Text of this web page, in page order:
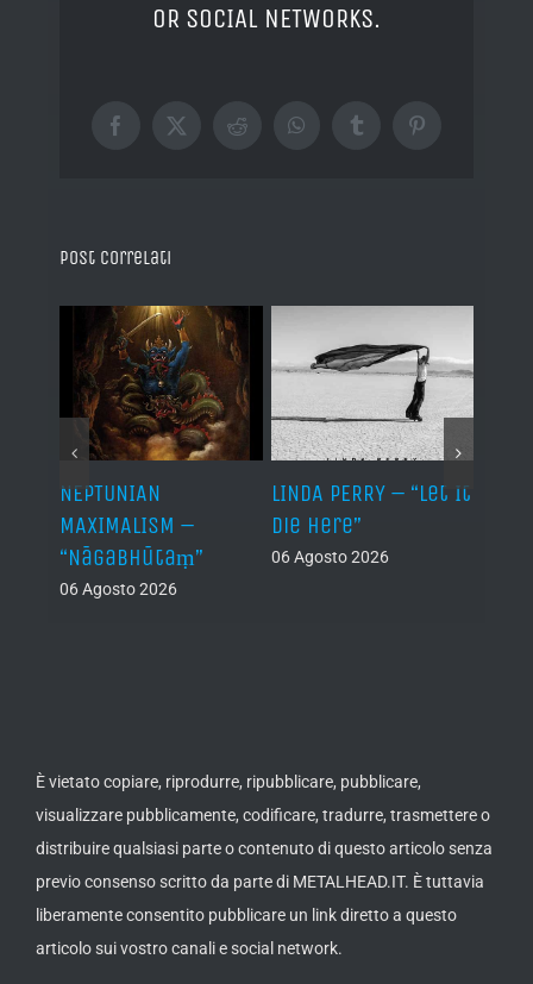
OR SOCIAL NETWORKS.
Facebook
X RedditWhatsAppTumblrPinterest
Post correlati
NEPTUNIAN
MAXIMALISM –
“Nāgabhūtaṃ”
06 Agosto 2026
LINDA PERRY – “Let It
Die Here”
06 Agosto 2026
È vietato copiare, riprodurre, ripubblicare, pubblicare,
visualizzare pubblicamente, codificare, tradurre, trasmettere o
distribuire qualsiasi parte o contenuto di questo articolo senza
previo consenso scritto da parte di METALHEAD.IT. È tuttavia
liberamente consentito pubblicare un link diretto a questo
articolo sui vostro canali e social network.